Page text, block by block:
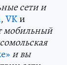
сети и
,VKи
мобильный
и вы